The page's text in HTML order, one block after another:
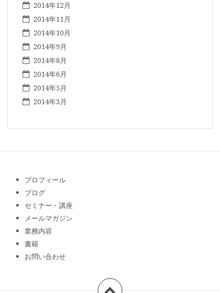
2014年12月
2014年11月
2014年10月
2014年9月
2014年8月
2014年6月
2014年5月
2014年3月
プロフィール
ブログ
セミナー・講座
メールマガジン
業務内容
書籍
お問い合わせ